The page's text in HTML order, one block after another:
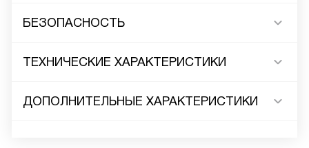
БЕЗОПАСНОСТЬ
ТЕХНИЧЕСКИЕ ХАРАКТЕРИСТИКИ
ДОПОЛНИТЕЛЬНЫЕ ХАРАКТЕРИСТИКИ